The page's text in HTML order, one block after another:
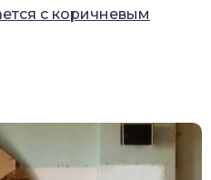
с коричневым